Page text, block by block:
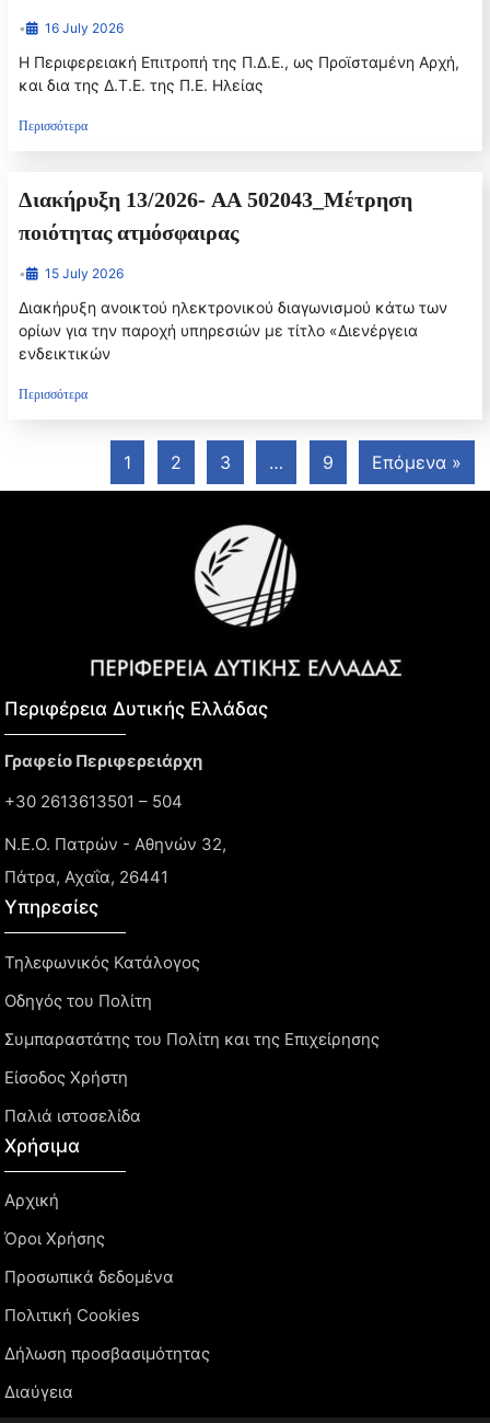
ΠΟΤΑΜΟΥΣ ΚΑΙ ΧΕΙΜΑΡΟΥΣ ΤΩΝ
ΥΔΑΤΙΚΩΝ ΔΙΑΜΕΡΙΣΜΑΤΩΝ ΒΟΡΕΙΑΣ
ΚΑΙ ΝΟΤΙΑΣ ΠΕΛΟΠΟΝΝΗΣΟΥ
ΑΡΜΟΔΙΟΤΗΤΑΣ ΤΗΣ ΠΕ ΗΛΕΙΑΣ (ΕΤΗ
2026-2027)» προϋπολογισμού: 2.400.000,00€
Απολογιστικά (ΑΕΚΚ), Αναθεώρηση και ΦΠΑ)
• 16 July 2026
Η Περιφερειακή Επιτροπή της Π.Δ.Ε., ως Προϊσταμένη Αρχή,
και δια της Δ.Τ.Ε. της Π.Ε. Ηλείας
Περισσότερα
Διακήρυξη 13/2026- ΑΑ 502043_Μέτρηση
ποιότητας ατμόσφαιρας
• 15 July 2026
Διακήρυξη ανοικτού ηλεκτρονικού διαγωνισμού κάτω των
ορίων για την παροχή υπηρεσιών με τίτλο «Διενέργεια
ενδεικτικών
Περισσότερα
1 2 3 … 9 Επόμενα »
Περιφέρεια Δυτικής Ελλάδας​
Γραφείο Περιφερειάρχη
+30 2613613501 – 504
Ν.Ε.Ο. Πατρών - Αθηνών 32,
Πάτρα, Αχαΐα, 26441
Υπηρεσίες
Τηλεφωνικός Κατάλογος
Οδηγός του Πολίτη
Συμπαραστάτης του Πολίτη και της Επιχείρησης
Είσοδος Χρήστη
Παλιά ιστοσελίδα
Χρήσιμα
Αρχική
Όροι Χρήσης
Προσωπικά δεδομένα
Πολιτική Cookies
Δήλωση προσβασιμότητας
Διαύγεια